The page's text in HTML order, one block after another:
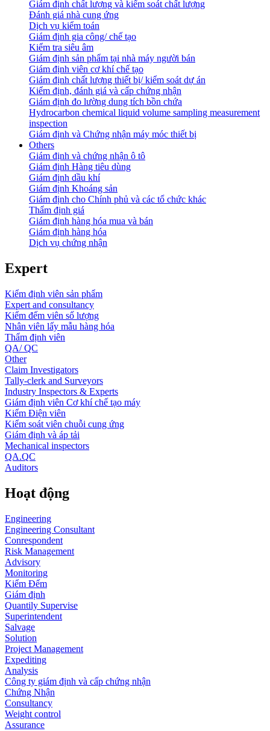
Giám định chất lượng và kiểm soát chất lượng
Đánh giá nhà cung ứng
Dịch vụ kiểm toán
Giám định gia công/ chế tạo
Kiểm tra siêu âm
Giám định sản phẩm tại nhà máy người bán
Giám định viên cơ khí chế tạo
Giám định chất lượng thiết bị/ kiểm soát dự án
Kiểm định, đánh giá và cấp chứng nhận
Giám định đo lường dung tích bồn chứa
Hydrocarbon chemical liquid volume sampling measurement
inspection
Giám định và Chứng nhận máy móc thiết bị
Others
Giám định và chứng nhận ô tô
Giám định Hàng tiêu dùng
Giám định dầu khí
Giám định Khoáng sản
Giám định cho Chính phủ và các tổ chức khác
Thẩm định giá
Giám định hàng hóa mua và bán
Giám định hàng hóa
Dịch vụ chứng nhận
Expert
Kiểm định viên sản phẩm
Expert and consultancy
Kiểm đếm viên số lượng
Nhân viên lấy mẫu hàng hóa
Thẩm định viên
QA/ QC
Other
Claim Investigators
Tally-clerk and Surveyors
Industry Inspectors & Experts
Giám định viên Cơ khí chế tạo máy
Kiểm Điện viên
Kiểm soát viên chuỗi cung ứng
Giám định và áp tải
Mechanical inspectors
QA.QC
Auditors
Hoạt động
Engineering
Engineering Consultant
Conrespondent
Risk Management
Advisory
Monitoring
Kiểm Đếm
Giám định
Quantily Supervise
Superintendent
Salvage
Solution
Project Management
Expediting
Analysis
Công ty giám định và cấp chứng nhận
Chứng Nhận
Consultancy
Weight control
Assurance